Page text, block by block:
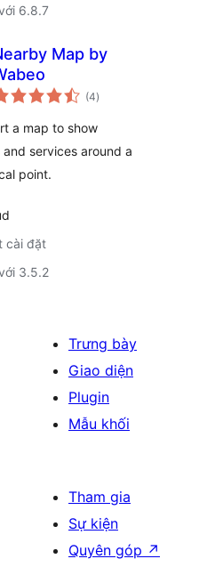
6.8.7
Map by
(4tổng
đánh
)
a map to show
services around a
point.
cài đặt
3.5.2
Trưng bày
Giao diện
Plugin
Mẫu khối
Tham gia
Sự kiện
Quyên góp ↗